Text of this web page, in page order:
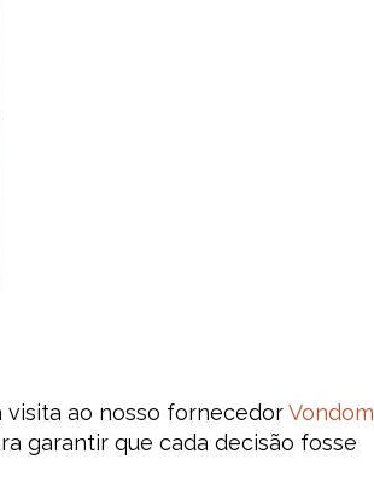
ao nosso fornecedorVondom
garantir que cada decisão fosse